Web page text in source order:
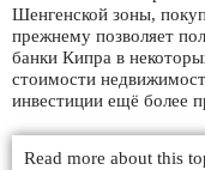
Шенгенской зоны,
прежнему позволяет
банки Кипра в
стоимости
инвестиции ещё более
Read more about this